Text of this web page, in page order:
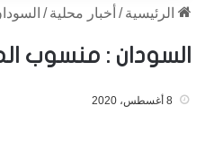
الرئيسية / أخبار محلية /
السودان : منسوب
8 أغسطس، 2020